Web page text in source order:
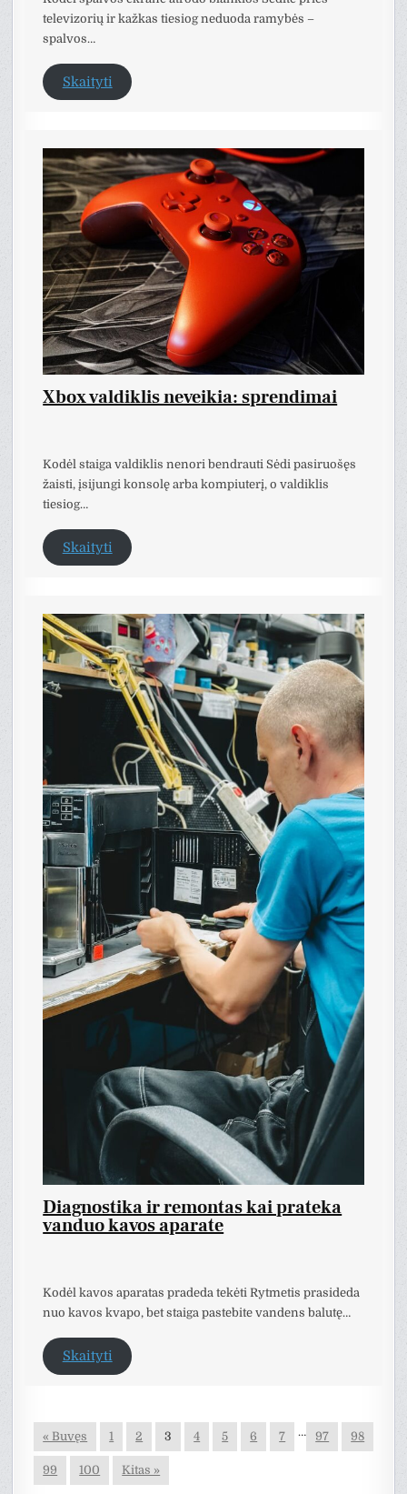
televizorių ir kažkas tiesiog neduoda ramybės –
spalvos…
Skaityti
Xbox valdiklis neveikia: sprendimai
Kodėl staiga valdiklis nenori bendrauti Sėdi pasiruošęs
žaisti, įsijungi konsolę arba kompiuterį, o valdiklis
tiesiog…
Skaityti
Diagnostika ir remontas kai prateka
vanduo kavos aparate
Kodėl kavos aparatas pradeda tekėti Rytmetis prasideda
nuo kavos kvapo, bet staiga pastebite vandens balutę…
Skaityti
« Buvęs 1 2 3 4 5 6 7 … 97 98
99 100 Kitas »